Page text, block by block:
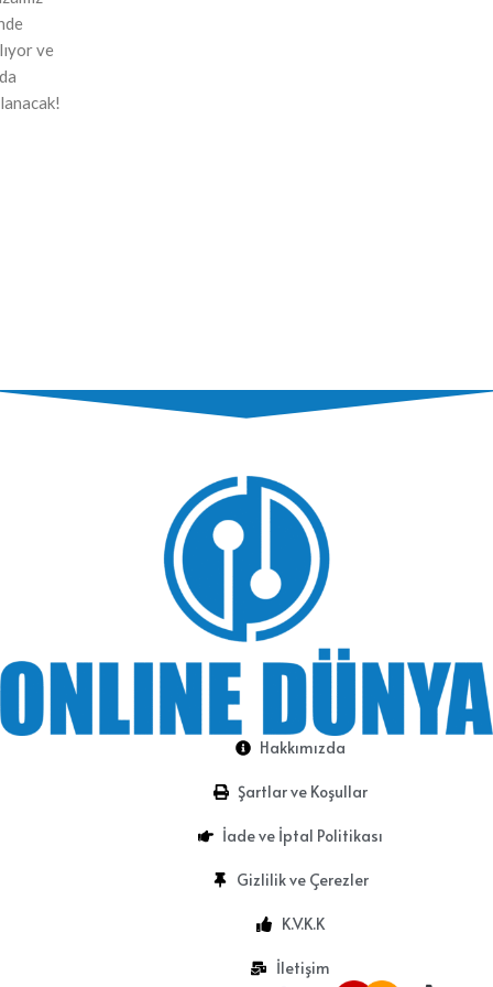
ve
Hakkımızda
Şartlar ve Koşullar
İade ve İptal Politikası
Gizlilik ve Çerezler
K.V.K.K
İletişim